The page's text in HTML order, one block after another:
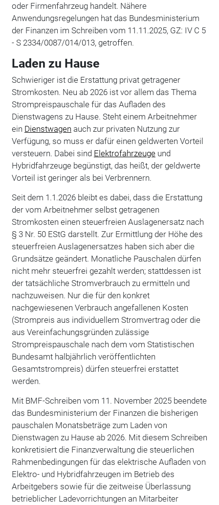
oder Firmenfahrzeug handelt. Nähere
Anwendungsregelungen hat das Bundesministerium
der Finanzen im Schreiben vom 11.11.2025, GZ: IV C 5
- S 2334/0087/014/013, getroffen.
Laden zu Hause
Schwieriger ist die Erstattung privat getragener
Stromkosten. Neu ab 2026 ist vor allem das Thema
Strompreispauschale für das Aufladen des
Dienstwagens zu Hause. Steht einem Arbeitnehmer
ein Dienstwagen auch zur privaten Nutzung zur
Verfügung, so muss er dafür einen geldwerten Vorteil
versteuern. Dabei sind Elektrofahrzeugeund
Hybridfahrzeuge begünstigt, das heißt, der geldwerte
Vorteil ist geringer als bei Verbrennern.
Seit dem 1.1.2026 bleibt es dabei, dass die Erstattung
der vom Arbeitnehmer selbst getragenen
Stromkosten einen steuerfreien Auslagenersatz nach
§ 3 Nr. 50 EStG darstellt. Zur Ermittlung der Höhe des
steuerfreien Auslagenersatzes haben sich aber die
Grundsätze geändert. Monatliche Pauschalen dürfen
nicht mehr steuerfrei gezahlt werden; stattdessen ist
der tatsächliche Stromverbrauch zu ermitteln und
nachzuweisen. Nur die für den konkret
nachgewiesenen Verbrauch angefallenen Kosten
(Strompreis aus individuellem Stromvertrag oder die
aus Vereinfachungsgründen zulässige
Strompreispauschale nach dem vom Statistischen
Bundesamt halbjährlich veröffentlichten
Gesamtstrompreis) dürfen steuerfrei erstattet
werden.
Mit BMF-Schreiben vom 11. November 2025 beendete
das Bundesministerium der Finanzen die bisherigen
pauschalen Monatsbeträge zum Laden von
Dienstwagen zu Hause ab 2026. Mit diesem Schreiben
konkretisiert die Finanzverwaltung die steuerlichen
Rahmenbedingungen für das elektrische Aufladen von
Elektro- und Hybridfahrzeugen im Betrieb des
Arbeitgebers sowie für die zeitweise Überlassung
betrieblicher Ladevorrichtungen an Mitarbeiter